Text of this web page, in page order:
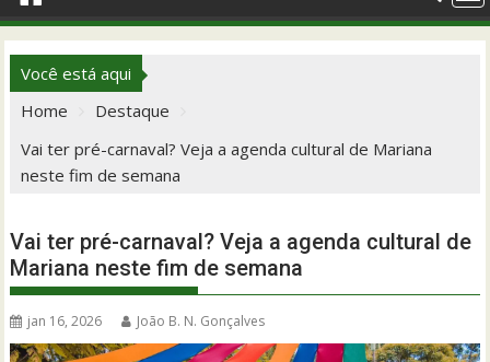
Você está aqui
Home
Destaque
Vai ter pré-carnaval? Veja a agenda cultural de Mariana
neste fim de semana
Vai ter pré-carnaval? Veja a agenda cultural de
Mariana neste fim de semana
jan 16, 2026 João B. N. Gonçalves